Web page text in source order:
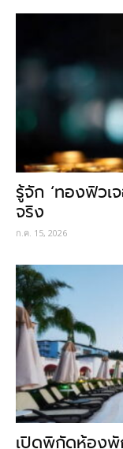
รู้จัก ‘ทองฟิวเ
จริง
ก.ค. 15, 2026
เปิดพิกัดห้องพั